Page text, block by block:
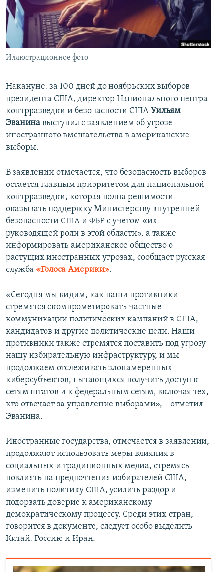
ПОБЕДИТЕЛЕЙ НЕ СУДЯТ?
КРЫМ.НЕПОКОРЕННЫЙ
ELIFBE
УКРАИНСКАЯ ПРОБЛЕМА КРЫМА
ПРИСОЕДИНЯЙТЕСЬ!
Иллюстрационное фото
Накануне, за 100 дней до ноябрьских выборов
президента США, директор Национального центра
контрразведки и безопасности США Уильям
Эванина выступил с заявлением об угрозе
иностранного вмешательства в американские
выборы.
В заявлении отмечается, что безопасность выборов
остается главным приоритетом для национальной
контрразведки, которая полна решимости
оказывать поддержку Министерству внутренней
безопасности США и ФБР с учетом «их
руководящей роли в этой области», а также
информировать американское общество о
растущих иностранных угрозах, сообщает русская
служба «Голоса Америки».
«Сегодня мы видим, как наши противники
стремятся скомпрометировать частные
коммуникации политических кампаний в США,
кандидатов и другие политические цели. Наши
противники также стремятся поставить под угрозу
нашу избирательную инфраструктуру, и мы
продолжаем отслеживать злонамеренных
киберсубъектов, пытающихся получить доступ к
сетям штатов и к федеральным сетям, включая тех,
кто отвечает за управление выборами», – отметил
Эванина.
Иностранные государства, отмечается в заявлении,
продолжают использовать меры влияния в
социальных и традиционных медиа, стремясь
повлиять на предпочтения избирателей США,
изменить политику США, усилить раздор и
подорвать доверие к американскому
демократическому процессу. Среди этих стран,
говорится в документе, следует особо выделить
Китай, Россию и Иран.